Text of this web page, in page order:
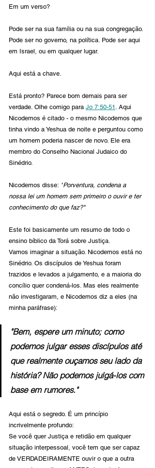
Em um verso?
Pode ser na sua família ou na sua congregação.
Pode ser no governo, na política. Pode ser aqui
em Israel, ou em qualquer lugar.
Aqui está a chave.
Está pronto? Parece bom demais para ser
verdade. Olhe comigo para Jo 7:50-51 . Aqui
Nicodemos é citado - o mesmo Nicodemos que
tinha vindo a Yeshua de noite e perguntou como
um homem poderia nascer de novo. Ele era
membro do Conselho Nacional Judaico do
Sinédrio.
Nicodemos disse: "Porventura, condena a
nossa lei um homem sem primeiro o ouvir e ter
conhecimento do que faz?"
Este foi basicamente um resumo de todo o
ensino bíblico da Torá sobre Justiça.
Vamos imaginar a situação. Nicodemos está no
Sinédrio. Os discípulos de Yeshua foram
trazidos e levados a julgamento, e a maioria do
concílio quer condená-los. Mas eles realmente
não investigaram, e Nicodemos diz a eles (na
minha paráfrase):
"Bem, espere um minuto; como
podemos julgar esses discípulos até
que realmente ouçamos seu lado da
história? Não podemos julgá-los com
base em rumores."
Aqui está o segredo. É um princípio
incrivelmente profundo:
Se você quer Justiça e retidão em qualquer
situação interpessoal, você tem que ser capaz
de VERDADEIRAMENTE ouvir o que a outra